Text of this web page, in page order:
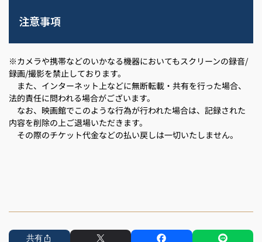
注意事項
※カメラや携帯などのいかなる機器においてもスクリーンの録音/
録画/撮影を禁止しております。
また、インターネット上などに無断転載・共有を行った場合、
法的責任に問われる場合がございます。
なお、映画館でこのような行為が行われた場合は、記録された
内容を削除の上ご退場いただきます。
その際のチケット代金などの払い戻しは一切いたしません。
共有